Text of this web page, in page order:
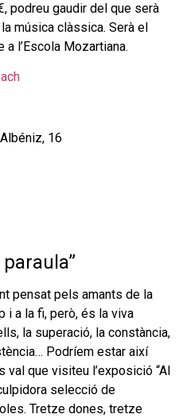
podreu gaudir del que serà
música clàssica. Serà el
l’Escola Mozartiana.
16
pensat pels amants de la
i a la fi, però, és la viva
la superació, la constància,
Podríem estar així
que visiteu l’exposició “Al
selecció de
Tretze dones, tretze